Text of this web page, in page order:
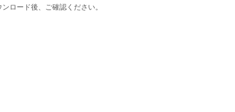
ロード後、ご確認ください。